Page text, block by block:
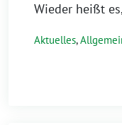
Wieder heißt
Aktuelles,